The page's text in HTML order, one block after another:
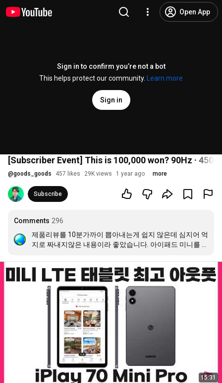
Open App
Sign in to confirm you’re not a bot
This helps protect our community.
Learn more
Sign in
[Subscriber Event] This is 100,000 won? 90Hz · 450
@goods_goods 457 likes 29K views 1 year ago more
Subscribe
Comments 296
제품리뷰를 10분가까이 뽑아내는게 쉽지 않은데 심지어 억
지로 짜내지않은 내용이라 좋았습니다. 아이패드 미니를
검색중인데 알고리즘으로 뜨게되어 영상보고 퀄리티가 좋
아 구독 드립니다. iplay 미니프로가 아이패드 미니의 대체
재가 될것 같아 조금 더 고민해보아야할 것 같습니다. 영상
속의 왼손에 끼신 장갑이 기억에 계속 남네요 ㅎㅎ
15:31